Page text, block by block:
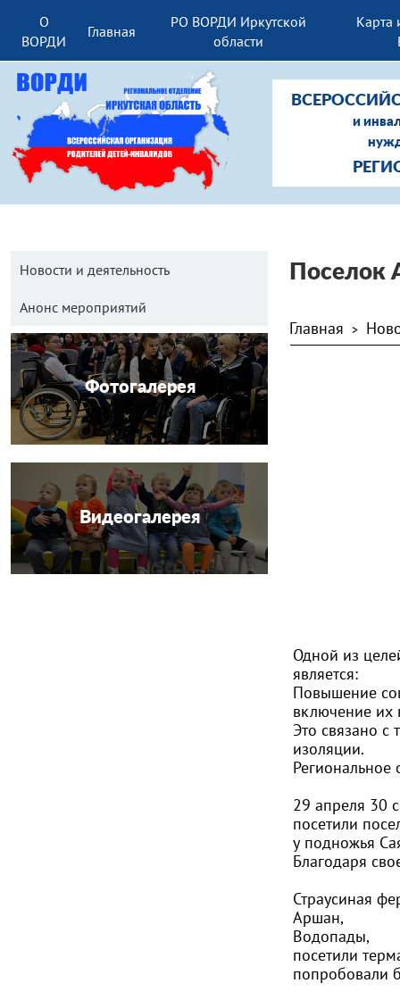
О
ВОРДИ
Главная
РО ВОРДИ Иркутской
области
Карта
и
Новости и деятельность
Анонс мероприятий
Фотогалерея
Видеогалерея
Поселок
Главная >
Одной из
является:
Повышение
включение их
Это связано с
изоляции.
Региональное
29 апреля 30
посетили
у подножья
Благодаря
Страусиная
Аршан,
Водопады,
посетили
попробовали